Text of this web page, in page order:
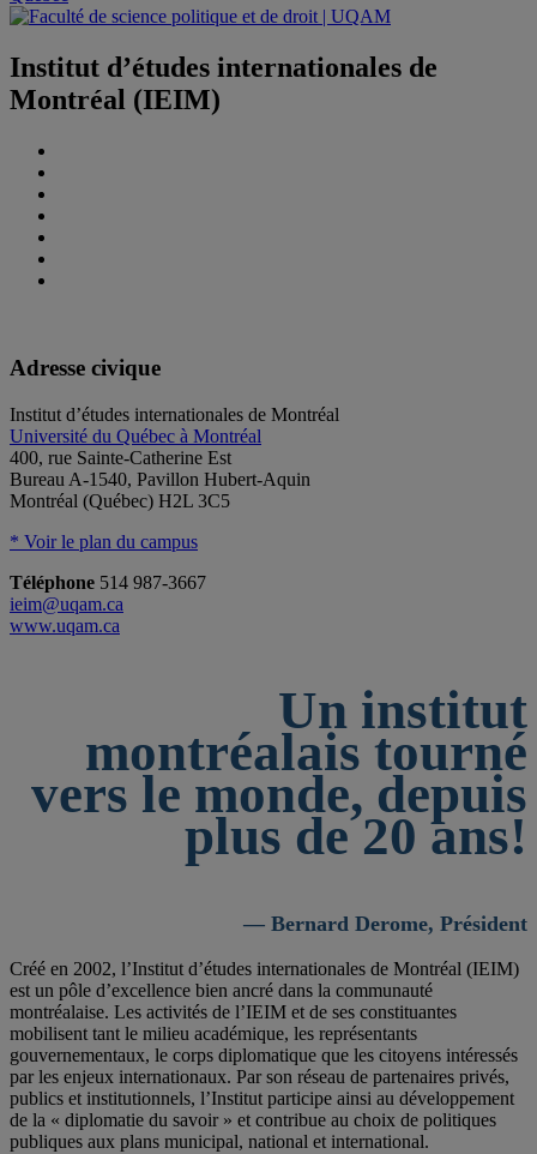
Institut d’études internationales de
Montréal (IEIM)
Adresse civique
Institut d’études internationales de Montréal
Université du Québec à Montréal
400, rue Sainte-Catherine Est
Bureau A-1540, Pavillon Hubert-Aquin
Montréal (Québec) H2L 3C5
* Voir le plan du campus
Téléphone 514 987-3667
ieim@uqam.ca
www.uqam.ca
Un institut
montréalais tourné
vers le monde, depuis
plus de 20 ans!
— Bernard Derome, Président
Créé en 2002, l’Institut d’études internationales de Montréal (IEIM)
est un pôle d’excellence bien ancré dans la communauté
montréalaise. Les activités de l’IEIM et de ses constituantes
mobilisent tant le milieu académique, les représentants
gouvernementaux, le corps diplomatique que les citoyens intéressés
par les enjeux internationaux. Par son réseau de partenaires privés,
publics et institutionnels, l’Institut participe ainsi au développement
de la « diplomatie du savoir » et contribue au choix de politiques
publiques aux plans municipal, national et international.